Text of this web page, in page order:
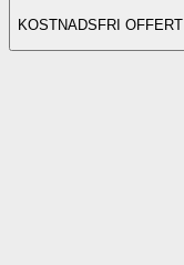
KOSTNADSFRI OFFERT